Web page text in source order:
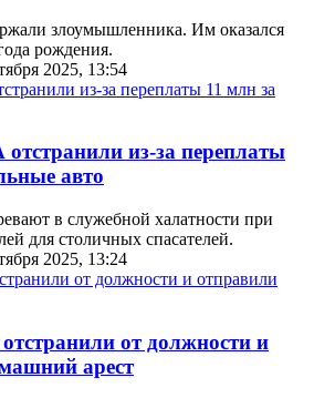
злоумышленника. Им оказался
рождения.
2025, 13:54
из-за переплаты
авто
в служебной халатности при
для столичных спасателей.
2025, 13:24
от должности и
арест